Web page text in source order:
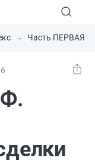
Часть ПЕРВАЯ